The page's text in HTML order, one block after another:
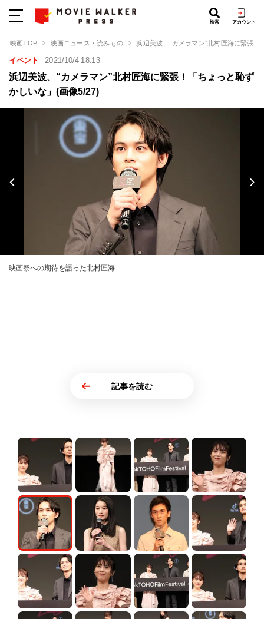
検索 アカウント
映画TOP 映画ニュース・読みもの 浜辺美波、“カメラマン”北村匠海に緊張
イベント 2021/10/4 18:13
浜辺美波、“カメラマン”北村匠海に緊張！「ちょっと恥ず
かしいな」(画像5/27)
映画祭への期待を語った北村匠海
記事を読む